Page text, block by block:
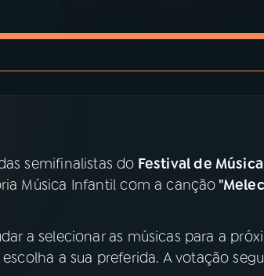
semifinalistas do Festival de
Música Infantil com a canção
a selecionar as músicas para a
escolha a sua preferida. A votação